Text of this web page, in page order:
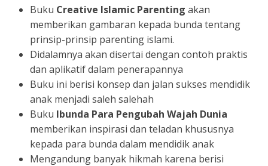
Buku Creative Islamic Parenting akan
memberikan gambaran kepada bunda tentang
prinsip-prinsip parenting islami.
Didalamnya akan disertai dengan contoh praktis
dan aplikatif dalam penerapannya
Buku ini berisi konsep dan jalan sukses mendidik
anak menjadi saleh salehah
Buku Ibunda Para Pengubah Wajah Dunia
memberikan inspirasi dan teladan khususnya
kepada para bunda dalam mendidik anak
Mengandung banyak hikmah karena berisi